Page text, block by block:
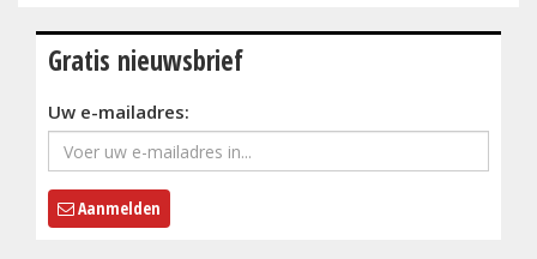
Gratis nieuwsbrief
Uw e-mailadres:
Aanmelden